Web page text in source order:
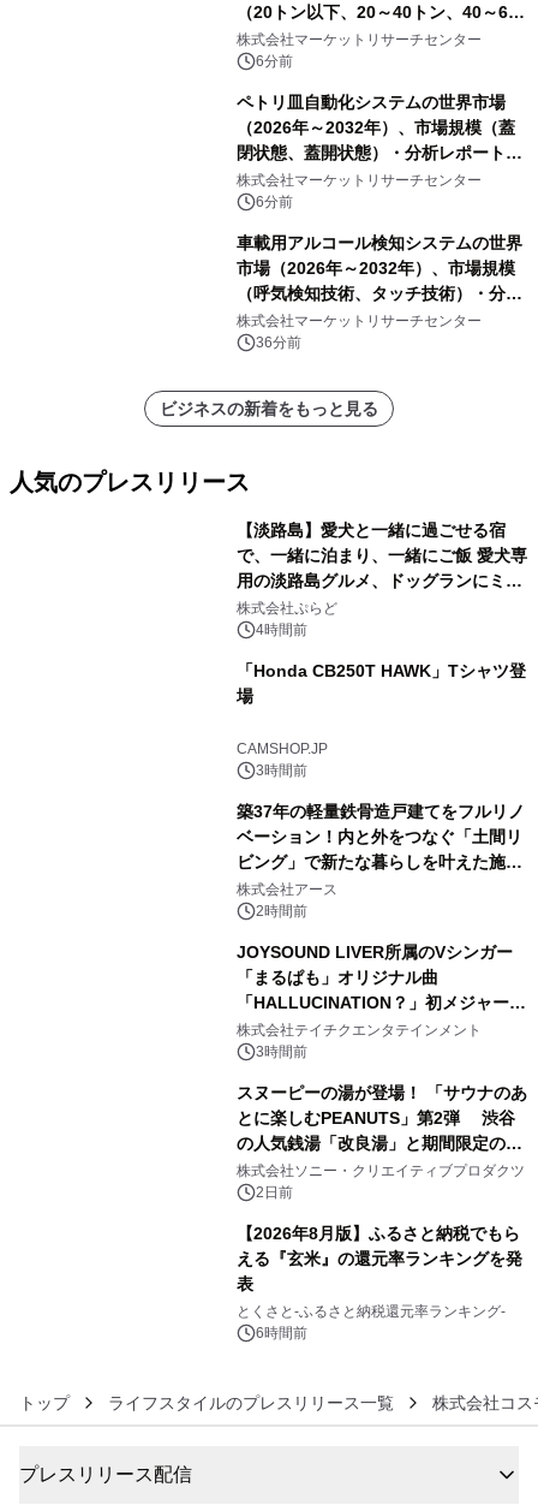
（20トン以下、20～40トン、40～60
トン、60トン超）・分析レポートを発
表
株式会社マーケットリサーチセンター
6分前
ペトリ皿自動化システムの世界市場
（2026年～2032年）、市場規模（蓋
閉状態、蓋開状態）・分析レポートを
発表
株式会社マーケットリサーチセンター
6分前
車載用アルコール検知システムの世界
市場（2026年～2032年）、市場規模
（呼気検知技術、タッチ技術）・分析
レポートを発表
株式会社マーケットリサーチセンター
36分前
ビジネスの新着をもっと見る
人気のプレスリリース
【淡路島】愛犬と一緒に過ごせる宿
で、一緒に泊まり、一緒にご飯 愛犬専
用の淡路島グルメ、ドッグランにミニ
プール グランピングとトレーラーハウ
スの2施設で
株式会社ぷらど
4時間前
「Honda CB250T HAWK」Tシャツ登
場
CAMSHOP.JP
3時間前
築37年の軽量鉄骨造戸建てをフルリノ
ベーション！内と外をつなぐ「土間リ
ビング」で新たな暮らしを叶えた施工
事例を株式会社アースが公開
株式会社アース
2時間前
JOYSOUND LIVER所属のVシンガー
「まるぱも」オリジナル曲
「HALLUCINATION？」初メジャー配
信リリース決定！
株式会社テイチクエンタテインメント
3時間前
スヌーピーの湯が登場！ 「サウナのあ
とに楽しむPEANUTS」第2弾 渋谷
の人気銭湯「改良湯」と期間限定のコ
ラボレーション サウナイキタイコラ
ボグッズも発売決定！
株式会社ソニー・クリエイティブプロダクツ
2日前
【2026年8月版】ふるさと納税でもら
える『玄米』の還元率ランキングを発
表
とくさと-ふるさと納税還元率ランキング-
6時間前
トップ ライフスタイルのプレスリリース一覧 株式会社コス
プレスリリース配信